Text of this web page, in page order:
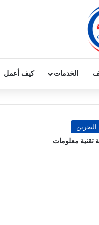
الخدمات كيف أعمل
معلومات